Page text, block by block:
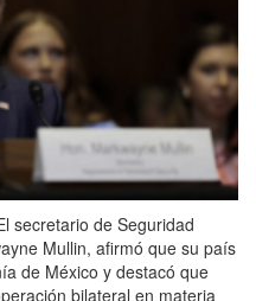
secretario de Seguridad
Mullin, afirmó que su país
de México y destacó que
bilateral en materia